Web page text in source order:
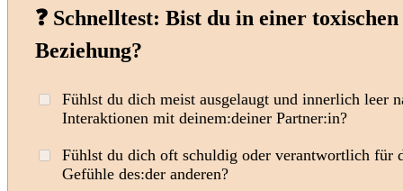
❓ Schnelltest: Bist du in einer toxischen
Beziehung?
Fühlst du dich meist ausgelaugt und innerlich leer
Interaktionen mit deinem:deiner Partner:in?
Fühlst du dich oft schuldig oder verantwortlich für
Gefühle des:der anderen?